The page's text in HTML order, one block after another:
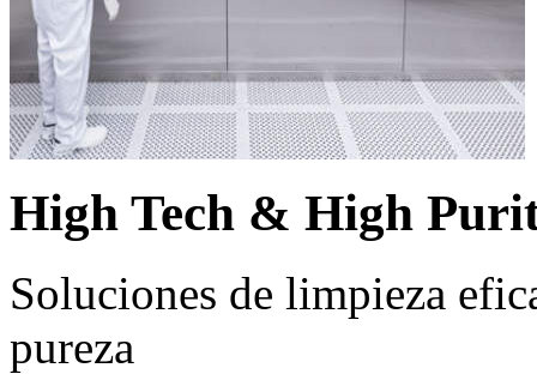
High Tech & High
Soluciones de limpieza
pureza